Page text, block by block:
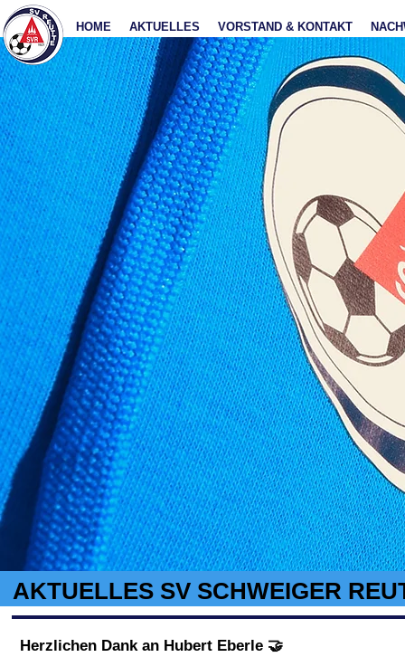
HOME AKTUELLES VORSTAND & KONTAKT
AKTUELLES SV SCHWEIGER
Herzlichen Dank an Hubert Eberle 🤝